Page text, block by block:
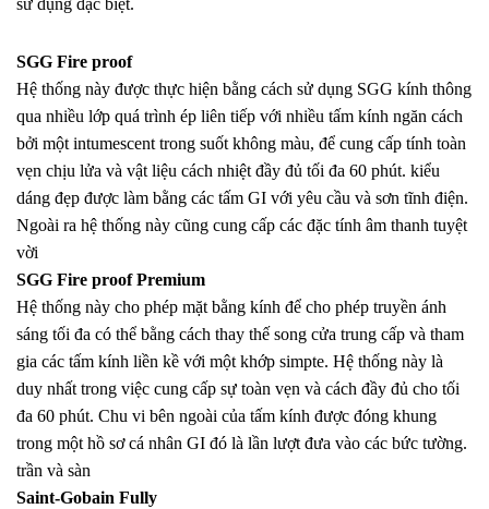
sử dụng đặc biệt.
SGG Fire proof
Hệ thống này được thực hiện bằng cách sử dụng SGG kính thông
qua nhiều lớp quá trình ép liên tiếp với nhiều tấm kính ngăn cách
bởi một intumescent trong suốt không màu, để cung cấp tính toàn
vẹn chịu lửa và vật liệu cách nhiệt đầy đủ tối đa 60 phút. kiểu
dáng đẹp được làm bằng các tấm GI với yêu cầu và sơn tĩnh điện.
Ngoài ra hệ thống này cũng cung cấp các đặc tính âm thanh tuyệt
vời
SGG Fire proof Premium
Hệ thống này cho phép mặt bằng kính để cho phép truyền ánh
sáng tối đa có thể bằng cách thay thế song cửa trung cấp và tham
gia các tấm kính liền kề với một khớp simpte. Hệ thống này là
duy nhất trong việc cung cấp sự toàn vẹn và cách đầy đủ cho tối
đa 60 phút. Chu vi bên ngoài của tấm kính được đóng khung
trong một hồ sơ cá nhân GI đó là lần lượt đưa vào các bức tường.
trần và sàn
Saint-Gobain Fully